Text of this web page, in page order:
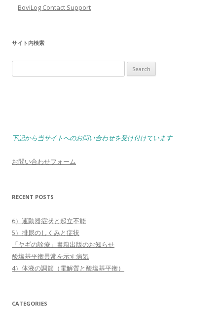
BoviLog Contact Support
サイト内検索
for:
下記から当サイトへのお問い合わせを受け付けています
お問い合わせフォーム
RECENT POSTS
6）運動器症状と起立不能
5）排尿のしくみと症状
「ヤギの診療」書籍出版のお知らせ
酸塩基平衡異常を示す病気
4）体液の調節（電解質と酸塩基平衡）
CATEGORIES